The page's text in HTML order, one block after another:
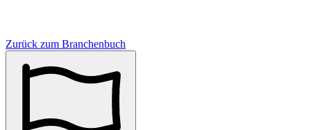
Zurück zum Branchenbuch